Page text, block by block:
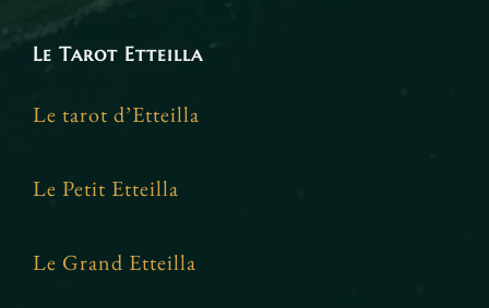
Le Tarot Etteilla
Le tarot d’Etteilla
Le Petit Etteilla
Le Grand Etteilla